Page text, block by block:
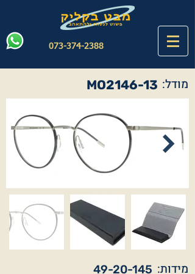
073-374-2388
MO2146-13 מודל:
49-20-145 מידות: